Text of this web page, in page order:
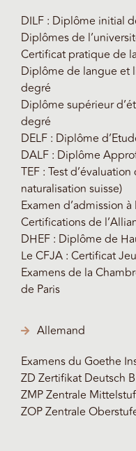
DILF : Diplôme initial
Diplômes de
Certificat pratique de
Diplôme de langue et
degré
Diplôme supérieur
degré
DELF : Diplôme
DALF : Diplôme
TEF : Test
naturalisation suisse)
Examen d’admission
Certifications de
DHEF : Diplôme de
Le CFJA : Certificat
Examens de la
de Paris
Allemand
Examens du Goethe
ZD Zertifikat Deutsch
ZMP Zentrale
ZOP Zentrale